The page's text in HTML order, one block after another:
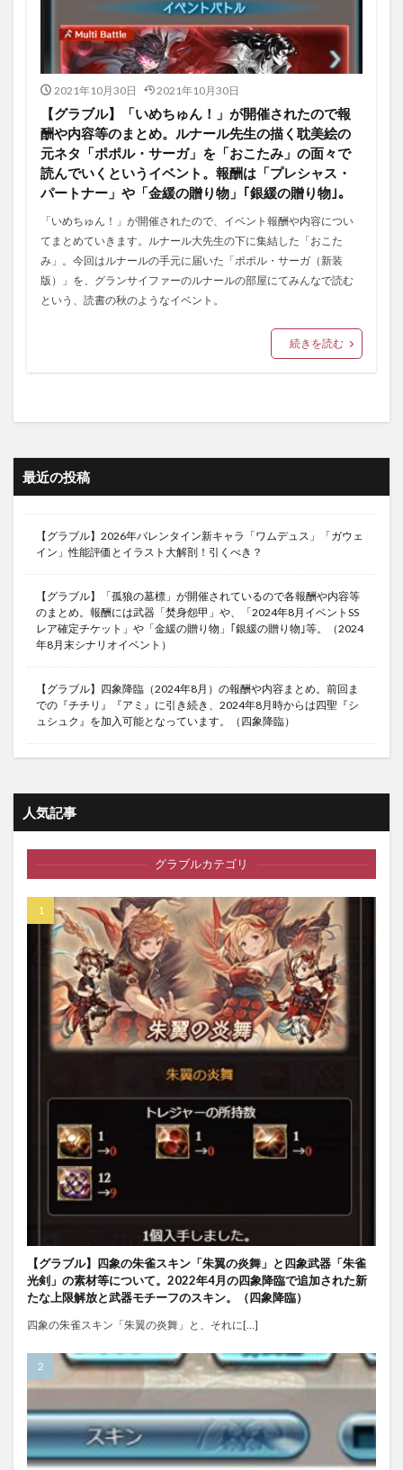
2021年10月30日 2021年10月30日
【グラブル】「いめちゅん！」が開催されたので報
酬や内容等のまとめ。ルナール先生の描く耽美絵の
元ネタ「ポポル・サーガ」を「おこたみ」の面々で
読んでいくというイベント。報酬は「プレシャス・
パートナー」や「金緩の贈り物」｢銀緩の贈り物｣。
「いめちゅん！」が開催されたので、イベント報酬や内容につい
てまとめていきます。ルナール大先生の下に集結した「おこた
み」。今回はルナールの手元に届いた「ポポル・サーガ（新装
版）」を、グランサイファーのルナールの部屋にてみんなで読む
という、読書の秋のようなイベント。
続きを読む
最近の投稿
【グラブル】2026年バレンタイン新キャラ「ワムデュス」「ガウェ
イン」性能評価とイラスト大解剖！引くべき？
【グラブル】「孤狼の墓標」が開催されているので各報酬や内容等
のまとめ。報酬には武器「焚身怨甲」や、「2024年8月イベントSS
レア確定チケット」や「金緩の贈り物」｢銀緩の贈り物｣等。（2024
年8月末シナリオイベント）
【グラブル】四象降臨（2024年8月）の報酬や内容まとめ。前回ま
での『チチリ』『アミ』に引き続き、2024年8月時からは四聖『シ
ュシュク』を加入可能となっています。（四象降臨）
人気記事
グラブルカテゴリ
【グラブル】四象の朱雀スキン「朱翼の炎舞」と四象武器「朱雀
光剣」の素材等について。2022年4月の四象降臨で追加された新
たな上限解放と武器モチーフのスキン。（四象降臨）
四象の朱雀スキン「朱翼の炎舞」と、それに[…]